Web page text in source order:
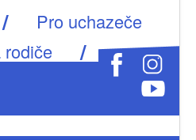
/ Pro uchazeče
rodiče /